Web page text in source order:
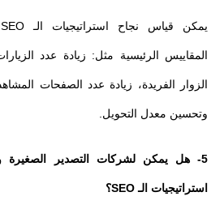
المقاييس الرئيسية مثل: زيادة عدد
الزوار الفريدة، زيادة عدد الصفحات
وتحسين معدل التحويل.
5- هل يمكن لشركات التصدير الصغيرة
استراتيجيات الـ SEO؟